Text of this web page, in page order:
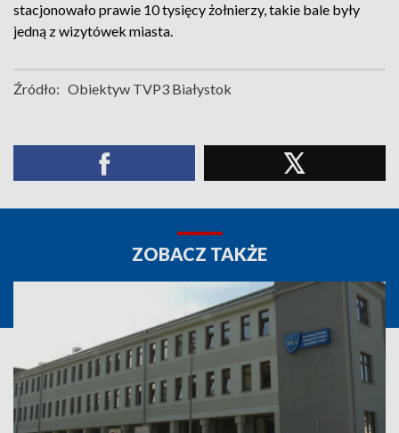
stacjonowało prawie 10 tysięcy żołnierzy, takie bale były
jedną z wizytówek miasta.
Źródło: Obiektyw TVP3 Białystok
ZOBACZ TAKŻE